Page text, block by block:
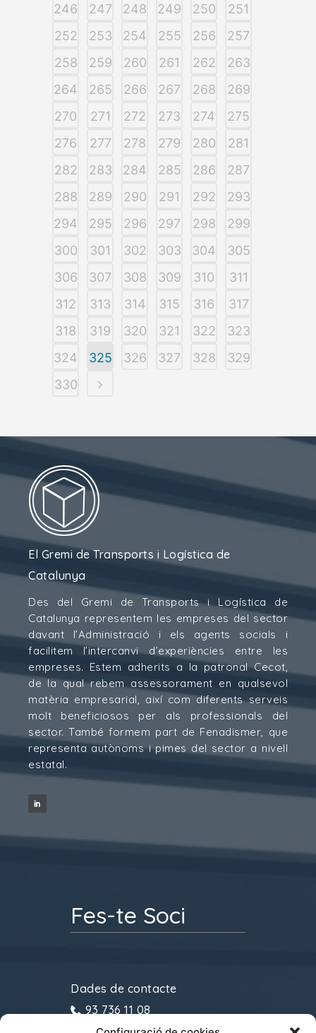
246
247 248 249 250
251
252
253 254 255 256
257
258
259 260 261 262
263
264
265 266 267 268
269
270
271 272 273 274
275
276
277 278 279 280
281
282
283 284 285 286
287
288
289 290 291 292
293
294
295 296 297 298
299
300
301 302 303 304
305
306
307 308 309 310
311
312
313 314 315 316
317
318
319 320 321 322
323
324
325 326 327 328
329
330
El Gremi de Transports i Logística de
Catalunya
Des del Gremi de Transports i Logística de
Catalunya representem les empreses del sector
davant l’Administració i els agents socials i
facilitem l’intercanvi d’experiències entre les
empreses. Estem adherits a la patronal Cecot,
de la qual rebem assessorament en qualsevol
matèria empresarial, així com diferents serveis
molt beneficiosos per als professionals del
sector. També formem part de Fenadismer, que
representa autònoms i pimes del sector a nivell
estatal.
Fes-te Soci
Dades de contacte
93 736 11 08